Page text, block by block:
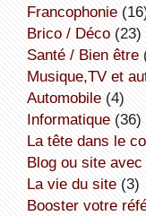
Francophonie
Brico / Déco(23)
Santé / Bien être
Musique,TV et
Automobile(4)
informatique(36)
la tête dans le
Blog ou site
la vie du site(3)
booster votre